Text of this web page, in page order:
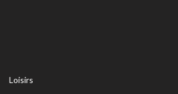
Loisirs